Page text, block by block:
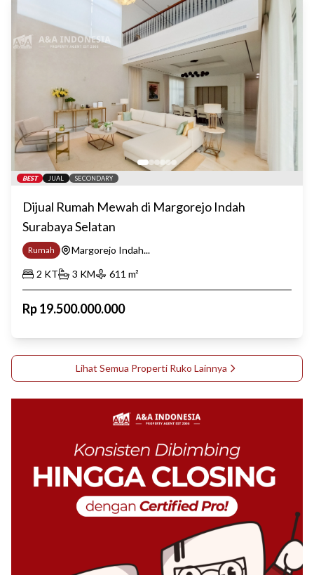
BEST JUAL SECONDARY
Dijual Rumah Mewah di Margorejo Indah
Surabaya Selatan
Rumah
Margorejo Indah...
2 KT 3 KM 611 m²
Rp19.500.000.000
Lihat Semua Properti Ruko Lainnya